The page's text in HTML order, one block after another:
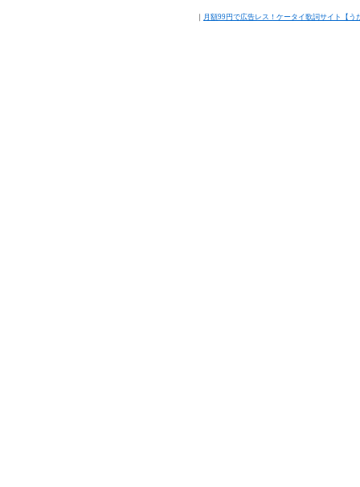
｜ 月額99円で広告レス！ケータイ歌詞サイト【う